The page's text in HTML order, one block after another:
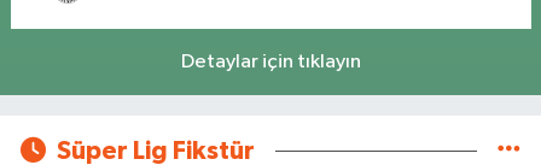
Detaylar için tıklayın
Süper Lig Fikstür